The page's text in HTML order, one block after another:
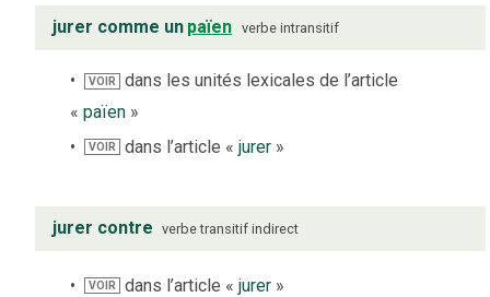
jurer comme un païen verbe intransitif
VOIR
dans les unités lexicales de l’article
« païen »
VOIR dans l’article «jurer »
jurer contre verbe transitif indirect
VOIR dans l’article «jurer »